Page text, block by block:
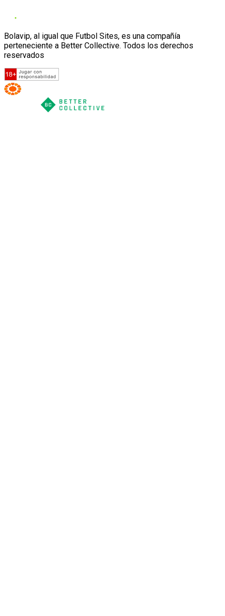
Bolavip, al igual que Futbol Sites, es una compañía
perteneciente a Better Collective. Todos los derechos
reservados